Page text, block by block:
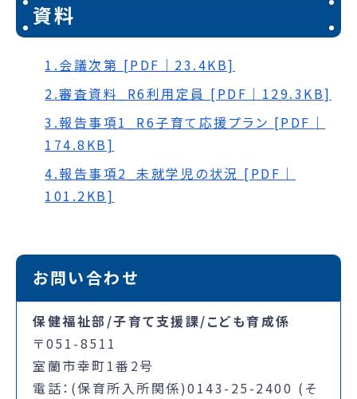
資料
1.会議次第 [PDF｜23.4KB]
2.審査資料_R6利用定員 [PDF｜129.3KB]
3.報告事項1_R6子育て応援プラン [PDF｜
174.8KB]
4.報告事項2_未就学児の状況 [PDF｜
101.2KB]
お問い合わせ
保健福祉部/子育て支援課/こども育成係
〒051-8511
室蘭市幸町1番2号
電話：(保育所入所関係)0143-25-2400 (そ